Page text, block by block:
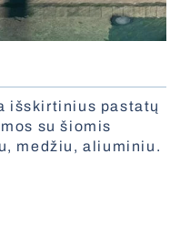
išskirtinius pastatų
su šiomis
medžiu, aliuminiu.